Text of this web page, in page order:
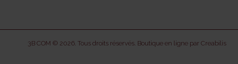
3B COM © 2026. Tous droits réservés. Boutique en ligne par Creabilis